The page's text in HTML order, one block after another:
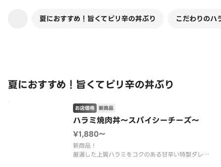
夏におすすめ！旨くてピリ辛の丼ぶり こだわりのハ
夏におすすめ！旨くてピリ辛の丼ぶり
ハラミ焼肉丼～スパイシーチーズ～
お店価格 新商品
¥1,880〜
新商品！
厳選した上質ハラミをコクのある甘辛い特製ダレで